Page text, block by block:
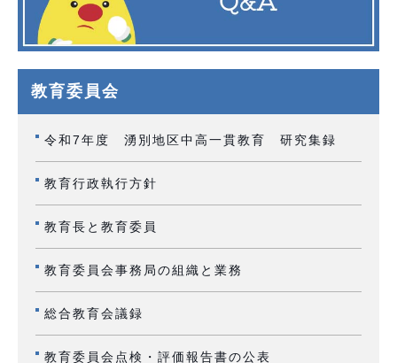
教育委員会
令和7年度 湧別地区中高一貫教育 研究集録
教育行政執行方針
教育長と教育委員
教育委員会事務局の組織と業務
総合教育会議録
教育委員会点検・評価報告書の公表